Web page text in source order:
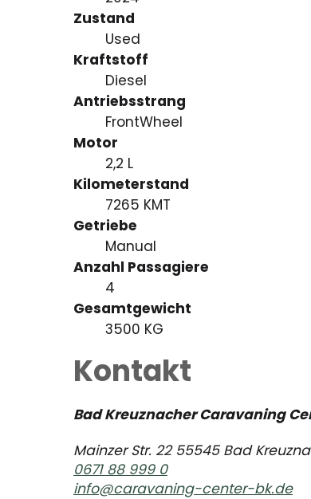
Zustand
Used
Kraftstoff
Diesel
Antriebsstrang
FrontWheel
Motor
2,2 L
Kilometerstand
7265 KMT
Getriebe
Manual
Anzahl Passagiere
4
Gesamtgewicht
3500 KG
Kontakt
Bad Kreuznacher Caravaning
Mainzer Str. 22 55545 Bad
0671 88 999 0
info@caravaning-center-bk.de